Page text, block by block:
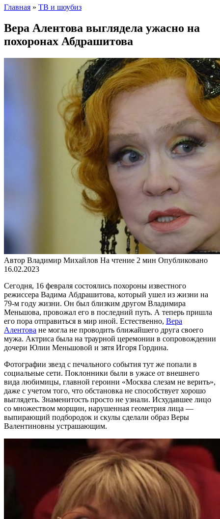
Главная » ТВ и шоубиз
Вера Алентова выглядела ужасно на
похоронах Абдрашитова
Автор Владимир Михайлов На чтение 2 мин Опубликовано
16.02.2023
Сегодня, 16 февраля состоялись похороны известного
режиссера Вадима Абдрашитова, который ушел из жизни на
79-м году жизни. Он был близким другом Владимира
Меньшова, провожал его в последний путь. А теперь пришла
его пора отправиться в мир иной. Естественно, Вера
Алентова не могла не проводить ближайшего друга своего
мужа. Актриса была на траурной церемонии в сопровождении
дочери Юлии Меньшовой и зятя Игоря Гордина.
Фотографии звезд с печального события тут же попали в
социальные сети. Поклонники были в ужасе от внешнего
вида любимицы, главной героини «Москва слезам не верить»,
даже с учетом того, что обстановка не способствует хорошо
выглядеть. Знаменитость просто не узнали. Исхудавшее лицо
со множеством морщин, нарушенная геометрия лица —
выпирающий подбородок и скулы сделали образ Веры
Валентиновны устрашающим.